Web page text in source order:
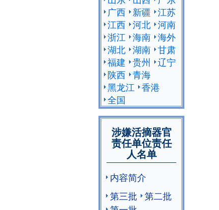
广西 新疆 江苏
江西 河北 河南
浙江 海南 海外
湖北 湖南 甘肃
福建 贵州
辽宁
陕西 青海
黑龙江 香港
全国
涉嫌活摘器官
责任单位责任
人名单
内容简介
第三批
第二批